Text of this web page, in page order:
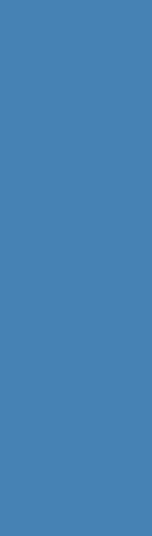
még egy
A
Engem
évesen
Mit
is,
szépen